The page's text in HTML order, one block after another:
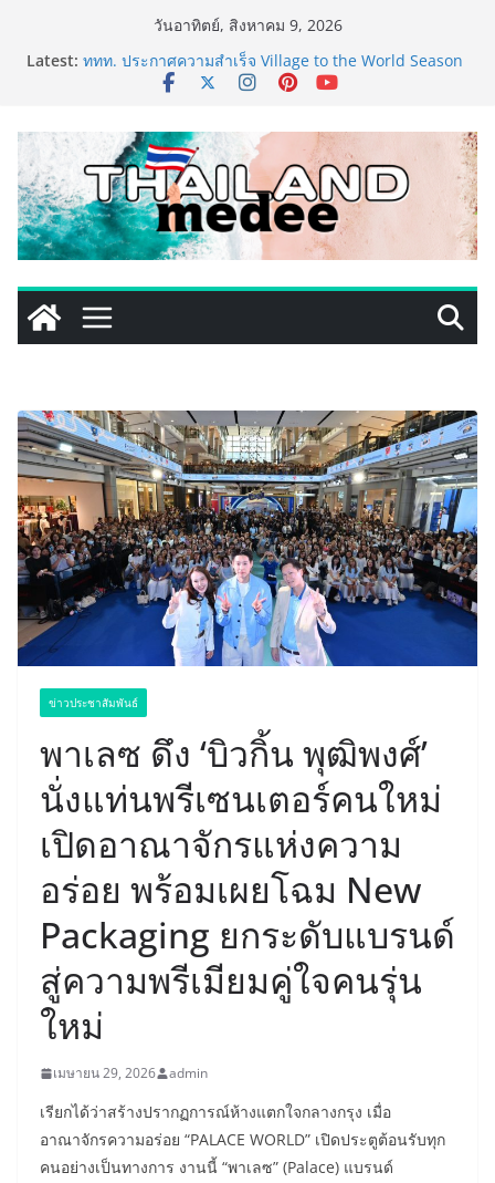
วันอาทิตย์, สิงหาคม 9, 2026
Latest:
เริ่มแล้ว! อ.ต.ก.แฟร์ 4 ภาค @ภาคกลาง “มนต์เสน่ห์เกษตร
ไทย สู่ใจกลางมหานคร” ชวนชิม ช้อป สินค้าเกษตร
คุณภาพจากทั่วไทย วันนี้ – 8 สิงหาคมนี้ ณ ลานคนเมือง
5 ผนึก 9 พันธมิตร ขับเคลื่อน ESG Tourism สืบสานพระ
ราชปณิธาน สร้างคุณค่าการท่องเที่ยวไทยอย่างยั่งยืน
เหิงลี่ แมนูแฟคเจอริ่ง เทคโนโลยี (ไทยแลนด์) เปิดโรงงาน
แห่งใหม่ในชลบุรี เดินหน้าขยายฐานการผลิตสู่เอเชียตะวัน
ออกเฉียงใต้ เสริมแกร่งยุทธศาสตร์ระดับโลก
LORDNINE จัดศึกคนดังสายเกม ไทย ปะทะ ฟิลิปปินส์ ใน
“Rise of the Tenth Lord” เปิดสงครามกิลด์ข้ามประเทศ
ฉลองเซิร์ฟเวอร์ใหม่ เฮเลนา
PIPPER STANDARD® เปิดตัวแชมพูอาบน้ำ และ โฟมอาบ
แห้งสัตว์เลี้ยง ชูนวัตกรรมพลังธรรมชาติ “Zero-Residue”
เลียขนได้ ปลอดภัย ไร้สารตกค้าง
ข่าวประชาสัมพันธ์
พาเลซ ดึง ‘บิวกิ้น พุฒิพงศ์’
นั่งแท่นพรีเซนเตอร์คนใหม่
เปิดอาณาจักรแห่งความ
อร่อย พร้อมเผยโฉม New
Packaging ยกระดับแบรนด์
สู่ความพรีเมียมคู่ใจคนรุ่น
ใหม่
เมษายน 29, 2026 admin
เรียกได้ว่าสร้างปรากฏการณ์ห้างแตกใจกลางกรุง เมื่อ
อาณาจักรความอร่อย “PALACE WORLD” เปิดประตูต้อนรับทุก
คนอย่างเป็นทางการ งานนี้ “พาเลซ” (Palace) แบรนด์